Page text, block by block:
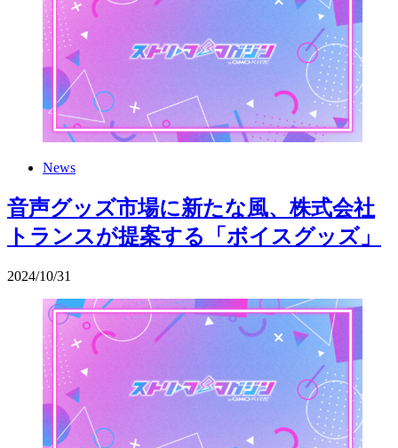
News
音声グッズ市場に新たな風、株式会社
トランスが提案する「ボイスグッズ」
2024/10/31